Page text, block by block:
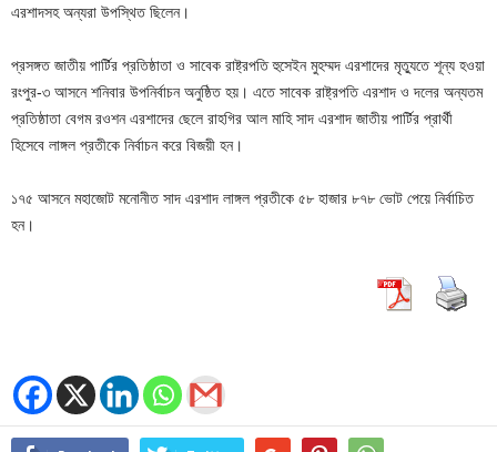
এরশাদসহ অন্যরা উপস্থিত ছিলেন।
প্রসঙ্গত জাতীয় পার্টির প্রতিষ্ঠাতা ও সাবেক রাষ্ট্রপতি হুসেইন মুহম্মদ এরশাদের মৃত্যুতে শূন্য হওয়া
রংপুর-৩ আসনে শনিবার উপনির্বাচন অনুষ্ঠিত হয়। এতে সাবেক রাষ্ট্রপতি এরশাদ ও দলের অন্যতম
প্রতিষ্ঠাতা বেগম রওশন এরশাদের ছেলে রাহগির আল মাহি সাদ এরশাদ জাতীয় পার্টির প্রার্থী
হিসেবে লাঙ্গল প্রতীকে নির্বাচন করে বিজয়ী হন।
১৭৫ আসনে মহাজোট মনোনীত সাদ এরশাদ লাঙ্গল প্রতীকে ৫৮ হাজার ৮৭৮ ভোট পেয়ে নির্বাচিত
হন।